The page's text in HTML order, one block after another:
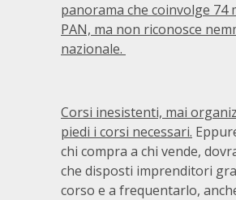
panorama che coinvolge 74
PAN, ma non riconosce
nazionale.
Corsi inesistenti, mai
piedi i corsi necessari.
chi compra a chi vende,
che disposti imprenditori
corso e a frequentarlo,